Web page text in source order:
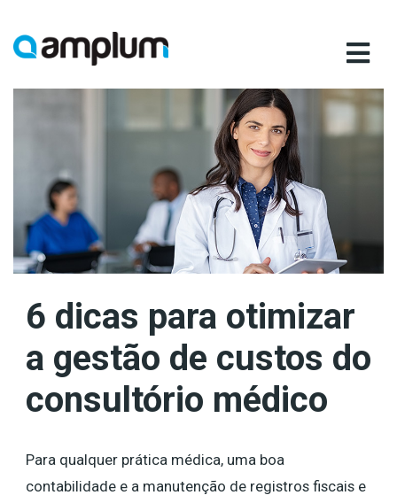
para
6 dicas para otimizar
a gestão de custos do
consultório médico
Para qualquer prática médica, uma boa
contabilidade e a manutenção de registros fiscais e